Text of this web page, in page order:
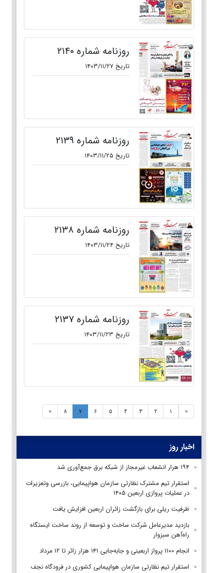
روزنامه شماره ۲۱۴۰
تاریخ ۱۴۰۳/۱۱/۲۷
روزنامه شماره ۲۱۳۹
تاریخ ۱۴۰۳/۱۱/۲۵
روزنامه شماره ۲۱۳۸
تاریخ ۱۴۰۳/۱۱/۲۴
روزنامه شماره ۲۱۳۷
تاریخ ۱۴۰۳/۱۱/۲۳
« ۱ ۲ ۳ ۴ ۵ ۶ ۷ ۸ »
اخبار روز
۱۹۴ هزار انشعاب غیرمجاز از شبکه برق جمع‌آوری شد
استقرار تیم مشترک نظارتی سازمان هواپیمایی، بازرسی وتعزیرات
در عملیات پروازی اربعین ۱۴۰۵
ظرفیت ریلی برای بازگشت زائران اربعین افزایش یافت
بازدید مدیرعامل شرکت ساخت و توسعه از روند ساخت ایستگاه
راه‌آهن سبزوار
انجام ۱۱۰۰ پرواز اربعینی و جابه‌جایی ۱۴۱ هزار زائر تا ۱۲ مرداد
استقرار تیم‌ نظارتی سازمان هواپیمایی کشوری در فرودگاه نجف